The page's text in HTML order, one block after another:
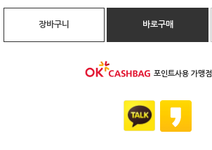
장바구니 바로구매
포인트사용 가맹점